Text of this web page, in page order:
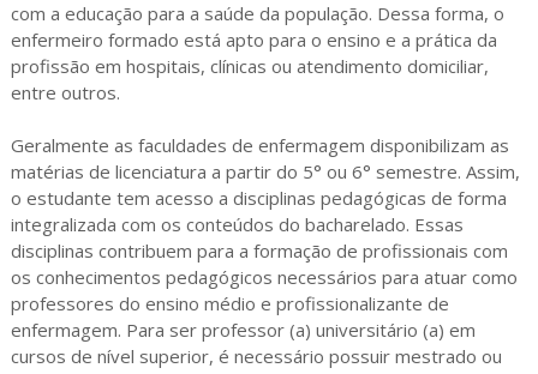
com a educação para a saúde da população. Dessa forma, o
enfermeiro formado está apto para o ensino e a prática da
profissão em hospitais, clínicas ou atendimento domiciliar,
entre outros.
Geralmente as faculdades de enfermagem disponibilizam as
matérias de licenciatura a partir do 5° ou 6° semestre. Assim,
o estudante tem acesso a disciplinas pedagógicas de forma
integralizada com os conteúdos do bacharelado. Essas
disciplinas contribuem para a formação de profissionais com
os conhecimentos pedagógicos necessários para atuar como
professores do ensino médio e profissionalizante de
enfermagem. Para ser professor (a) universitário (a) em
cursos de nível superior, é necessário possuir mestrado ou